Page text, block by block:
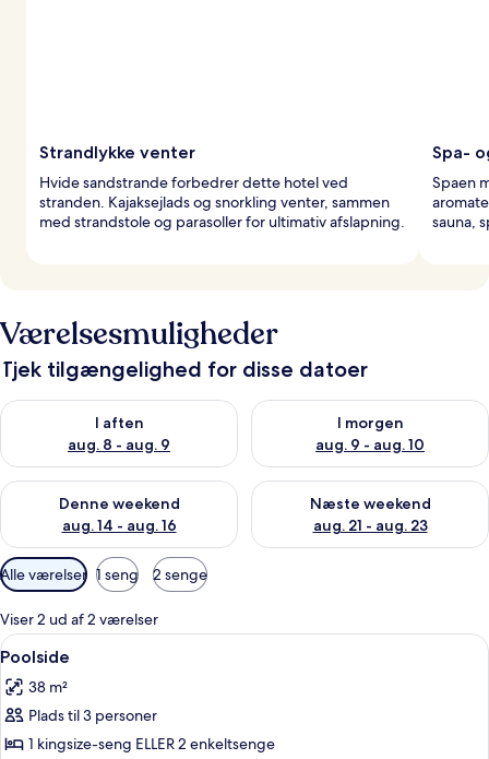
Strandlykke venter
Hvide sandstrande forbedrer dette hotel ved
stranden. Kajaksejlads og snorkling venter, sammen
med strandstole og parasoller for ultimativ afslapning.
Spa-
Spaen
sauna,
Værelsesmuligheder
Tjek tilgængelighed for disse datoer
I aften
aug. 8 - aug. 9
Tjek tilgængelighed for i aften aug. 8 - aug. 9
I morgen
aug. 9 - aug. 10
Tjek tilgængelighed for i
Denne weekend
aug. 14 - aug. 16
Tjek tilgængelighed for denne weekend aug. 14 - aug. 16
Næste weekend
aug. 21 - aug. 23
Tjek tilgængelighed for næste
Tilgængelige
filtre
for
værelser
Alle værelser 1 seng 2 senge
Viser 2 ud af 2 værelser
Indlæs
alle
billeder
af
Poolside
En balkon med to Adirondack-
5
Poolside
38 m²
Plads til 3 personer
1 kingsize-seng ELLER 2 enkeltsenge